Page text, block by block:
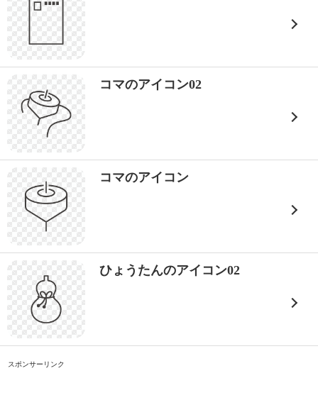
コマのアイコン02
コマのアイコン
ひょうたんのアイコン02
スポンサーリンク